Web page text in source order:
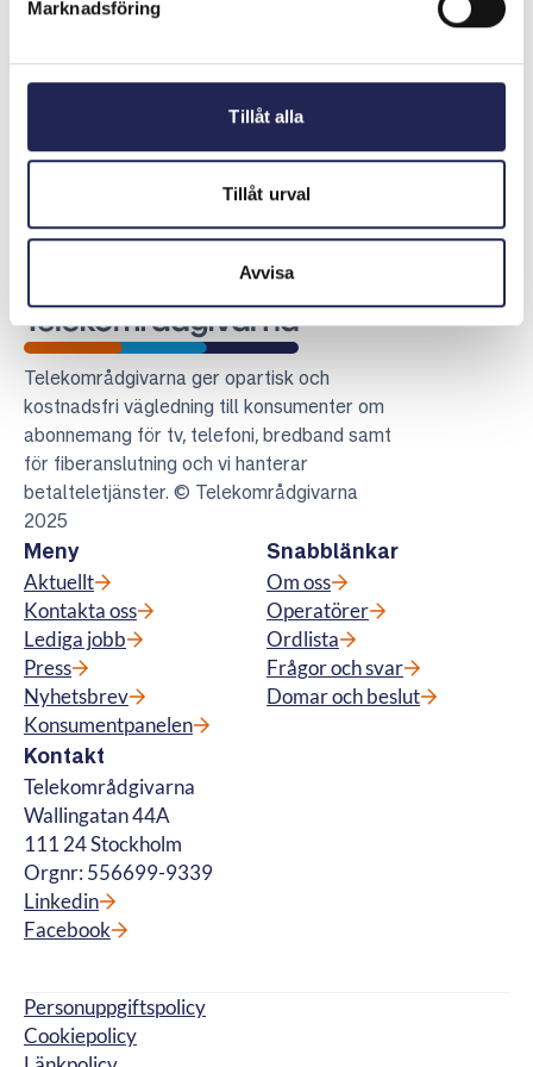
Marknadsföring
Tillåt alla
Tillåt urval
Avvisa
ansåg därför att det varit tillräckligt tydligt.
Senast uppdaterad:2026-05-08
Skriv ut sidan
Telekområdgivarna
Telekområdgivarna ger opartisk och
kostnadsfri vägledning till konsumenter om
abonnemang för tv, telefoni, bredband samt
för fiberanslutning och vi hanterar
betalteletjänster. © Telekområdgivarna
2025
Meny
Aktuellt
Kontakta oss
Lediga jobb
Press
Nyhetsbrev
Konsumentpanelen
Snabblänkar
Om oss
Operatörer
Ordlista
Frågor och svar
Domar och beslut
Kontakt
Telekområdgivarna
Wallingatan 44A
111 24 Stockholm
Orgnr: 556699-9339
Linkedin
Facebook
Personuppgiftspolicy
Cookiepolicy